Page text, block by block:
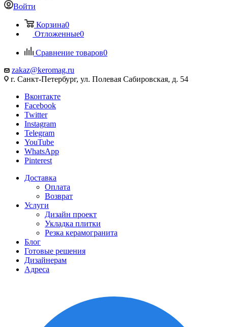
Войти
Корзина0
Отложенные0
Сравнение товаров0
zakaz@keromag.ru
г. Санкт-Петербург, ул. Полевая Сабировская, д. 54
Вконтакте
Facebook
Twitter
Instagram
Telegram
YouTube
WhatsApp
Pinterest
Доставка
Оплата
Возврат
Услуги
Дизайн проект
Укладка плитки
Резка керамогранита
Блог
Готовые решения
Дизайнерам
Адреса